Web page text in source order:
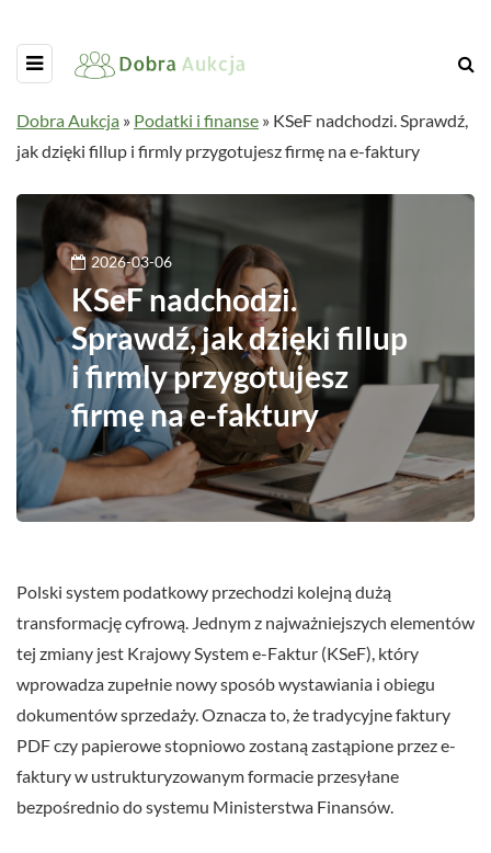
Dobra Aukcja » Podatki i finanse » KSeF nadchodzi. Sprawdź,
jak dzięki fillup i firmly przygotujesz firmę na e-faktury
2026-03-06
KSeF nadchodzi.
Sprawdź, jak dzięki fillup
i firmly przygotujesz
firmę na e-faktury
Polski system podatkowy przechodzi kolejną dużą
transformację cyfrową. Jednym z najważniejszych elementów
tej zmiany jest Krajowy System e-Faktur (KSeF), który
wprowadza zupełnie nowy sposób wystawiania i obiegu
dokumentów sprzedaży. Oznacza to, że tradycyjne faktury
PDF czy papierowe stopniowo zostaną zastąpione przez e-
faktury w ustrukturyzowanym formacie przesyłane
bezpośrednio do systemu Ministerstwa Finansów.